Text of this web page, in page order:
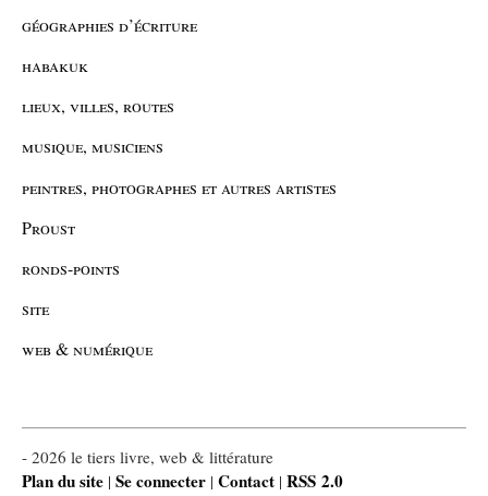
géographies d’écriture
habakuk
lieux, villes, routes
musique, musiciens
peintres, photographes et autres artistes
Proust
ronds-points
site
web & numérique
- 2026 le tiers livre, web & littérature
Plan du site | Se connecter | Contact | RSS 2.0